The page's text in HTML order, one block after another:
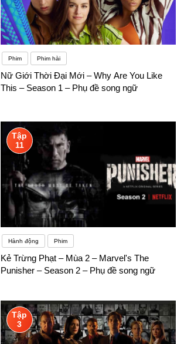
Phim Phim hài
Nữ Giới Thời Đại Mới – Why Are You Like
This – Season 1 – Phụ đề song ngữ
Tập
11
Hành động Phim
Kẻ Trừng Phạt – Mùa 2 – Marvel's The
Punisher – Season 2 – Phụ đề song ngữ
Tập
3